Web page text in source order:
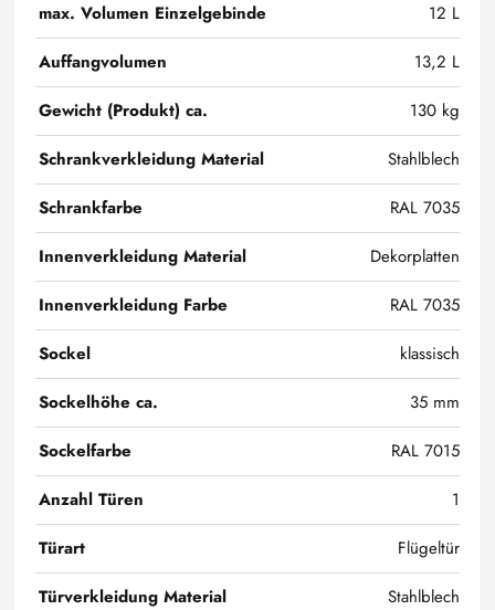
max. Volumen Einzelgebinde
12 L
Auffangvolumen
13,2 L
Gewicht (Produkt) ca.
130 kg
Schrankverkleidung Material
Stahlblech
Schrankfarbe
RAL 7035
Innenverkleidung Material
Dekorplatten
Innenverkleidung Farbe
RAL 7035
Sockel
klassisch
Sockelhöhe ca.
35 mm
Sockelfarbe
RAL 7015
Anzahl Türen
1
Türart
Flügeltür
Türverkleidung Material
Stahlblech